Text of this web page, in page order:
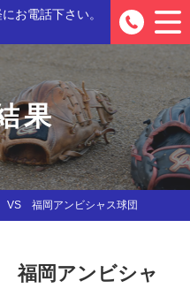
お電話下さい。
果
VS 福岡アンビシャス球団
岡アンビシャ